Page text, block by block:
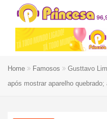
Home Famosos
Gusttavo
após mostrar aparelho